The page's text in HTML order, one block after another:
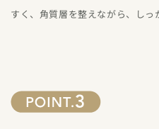
すく、角質層を整えながら、しっ